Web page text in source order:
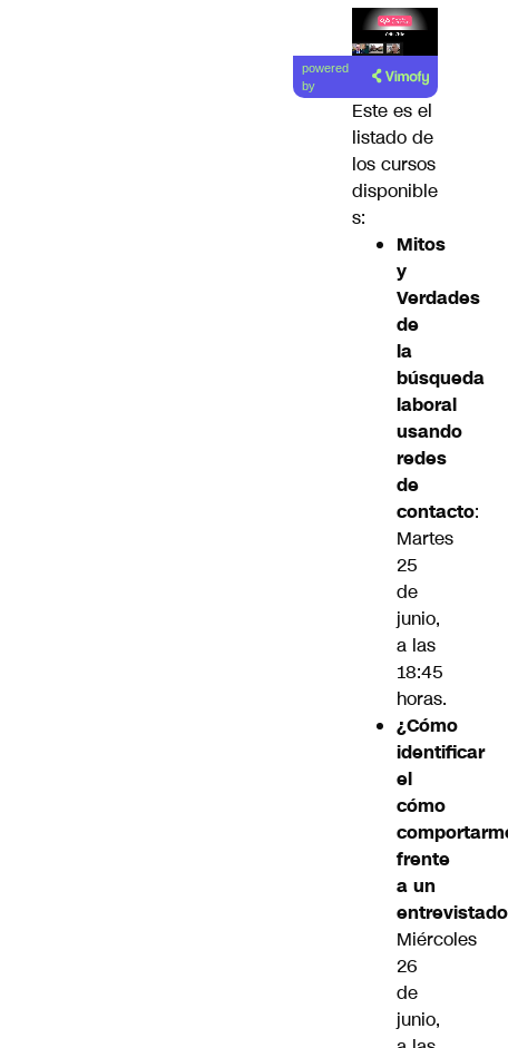
Lea el
artículo
powered
by
Este es el
listado de
los cursos
disponible
s:
Mitos
y
Verdades
de
la
búsqueda
laboral
usando
redes
de
contacto:
Martes
25
de
junio,
a las
18:45
horas.
¿Cómo
identificar
el
cómo
frente
a un
Miércoles
26
de
junio,